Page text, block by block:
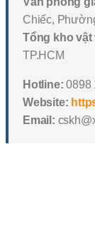
Chiếc,
Tổng kho vật
TP.HCM
Hotline: 0898
Website:
Email: